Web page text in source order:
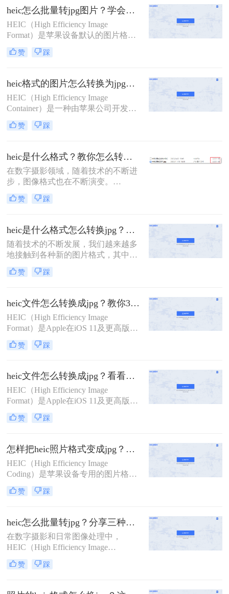
像压缩技术，可以在保持高质量的同
时占用更少的存储空间。然而，这种
格式并不被所有设备和软件所支持，
这给一些用户带来了不便。
heic怎么批量转jpg图片？学会这3种方法，10秒转换上百张图片。
HEIC（High Efficiency Image
Format）是苹果设备默认的图片格
式，虽然节省存储空间，但兼容性较
差。那么heic怎么批量转jpg图片呢？
的方法，涵盖不同系统和需求。
赞 踩
heic格式的图片怎么转换为jpg格式？教你4招简便的转换方法！
HEIC（High Efficiency Image
Container）是一种由苹果公司开发的
图片容器格式，主要用于iOS设备和
macOS系统中，具有高效压缩和节省
式的普及度相对较低，许多非苹果设
备或软件可能无法直接支持该格式。
赞 踩
heic是什么格式？教你怎么转换成jpg方法！
在数字摄影领域，随着技术的不断进
步，图像格式也在不断演变。
HEIC（High Efficiency Image
Container），即高效图像容器格式，
物。它作为苹果公司在iOS 11及后续
版本中引入的默认图像格式，旨在通
过更高效的压缩算法来节省存储空
间，同时保持图像的高品质。
赞 踩
heic是什么格式怎么转换jpg？来看看这几种方法吧！
随着技术的不断发展，我们越来越多
地接触到各种新的图片格式，其中
HEIC格式就是近年来逐渐流行起来的
一种。然而，由于这种格式的特殊
接支持。那么heic是什么格式怎么转
换jpg呢？本文将介绍四种将HEIC文
件转换为JPG格式的方法，帮助您轻
松实现这一目标。
赞 踩
heic文件怎么转换成jpg？教你3招快速转换！
HEIC（High Efficiency Image
Format）是Apple在iOS 11及更高版本
中引入的一种新型图像格式，它通过
HEVC（High Efficiency Video
缩，具有更高的压缩比和更好的图像
质量。然而，由于HEIC格式的兼容性
较差，特别是在Windows和Android平
台上
赞 踩
heic文件怎么转换成jpg？看看这4个常用转换方法！
HEIC（High Efficiency Image
Format）是Apple在iOS 11及更高版本
中引入的一种新型图像格式，旨在通
过HEVC（High Efficiency Video
压缩。然而，由于HEIC格式的兼容性
相对较差，许多非Apple设备可能无
法直接打开或编辑这种格式的图片。
因此，将HEIC文件转换成JPG格式成
为了一个常见的需求。那么HEIC文件
怎么转换成JPG呢？本文将介绍四种
赞 踩
怎样把heic照片格式变成jpg？分享2种实用方法！
HEIC（High Efficiency Image
Coding）是苹果设备专用的图片格
式，具有高效压缩率和良好的图像质
量。然而，由于该格式主要在苹果设
果设备用户可能会遇到无法直接打开
或编辑HEIC图片的问题。那么怎样把
heic照片格式变成jpg呢？本文将介绍
两种将HEIC照片格式转换成JPG的方
法。
赞 踩
heic怎么批量转jpg？分享三种常用的转换方法！
在数字摄影和日常图像处理中，
HEIC（High Efficiency Image
Format）作为一种高效的图像格式，
因其出色的压缩率和图像质量而备受
用。然而，这种格式在非苹果设备或
赞 踩